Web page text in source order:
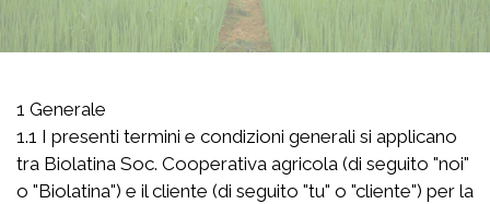
1 Generale
1.1 I presenti termini e condizioni generali si applicano
tra Biolatina Soc. Cooperativa agricola (di seguito "noi"
o "Biolatina") e il cliente (di seguito "tu" o "cliente") per la